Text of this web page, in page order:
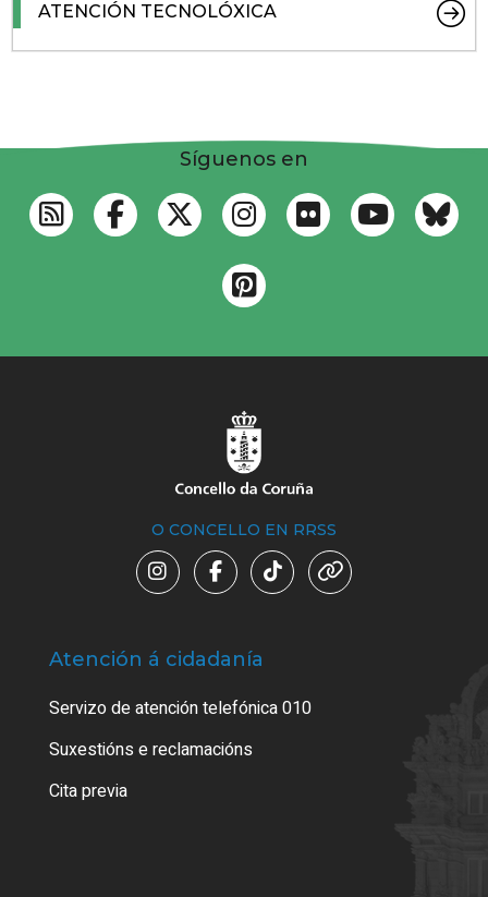
ATENCIÓN TECNOLÓXICA
Síguenos en
O CONCELLO EN RRSS
Atención á cidadanía
Servizo de atención telefónica 010
Suxestións e reclamacións
Cita previa